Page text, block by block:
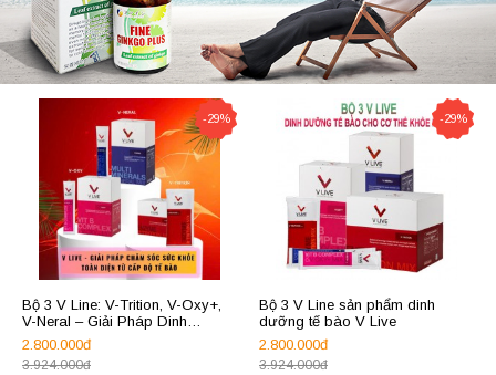
-29%
Bộ 3 V Line: V-Trition, V-Oxy+,
V-Neral – Giải Pháp Dinh
Dưỡng Toàn Diện Cho Tế Bào
Khỏe Mạnh
2.800.000đ
3.924.000đ
-29%
Bộ 3 V Line sản phẩm dinh
dưỡng tế bào V Live
2.800.000đ
3.924.000đ